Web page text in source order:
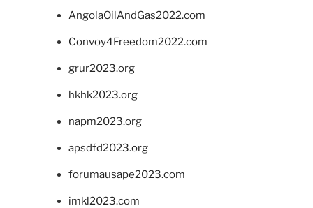
AngolaOilAndGas2022.com
Convoy4Freedom2022.com
grur2023.org
hkhk2023.org
napm2023.org
apsdfd2023.org
forumausape2023.com
imkl2023.com